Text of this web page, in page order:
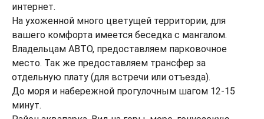
интернет.
На ухоженной много цветущей территории, для
вашего комфорта имеется беседка с мангалом.
Владельцам АВТО, предоставляем парковочное
место. Так же предоставляем трансфер за
отдельную плату (для встречи или отъезда).
До моря и набережной прогулочным шагом 12-15
минут.